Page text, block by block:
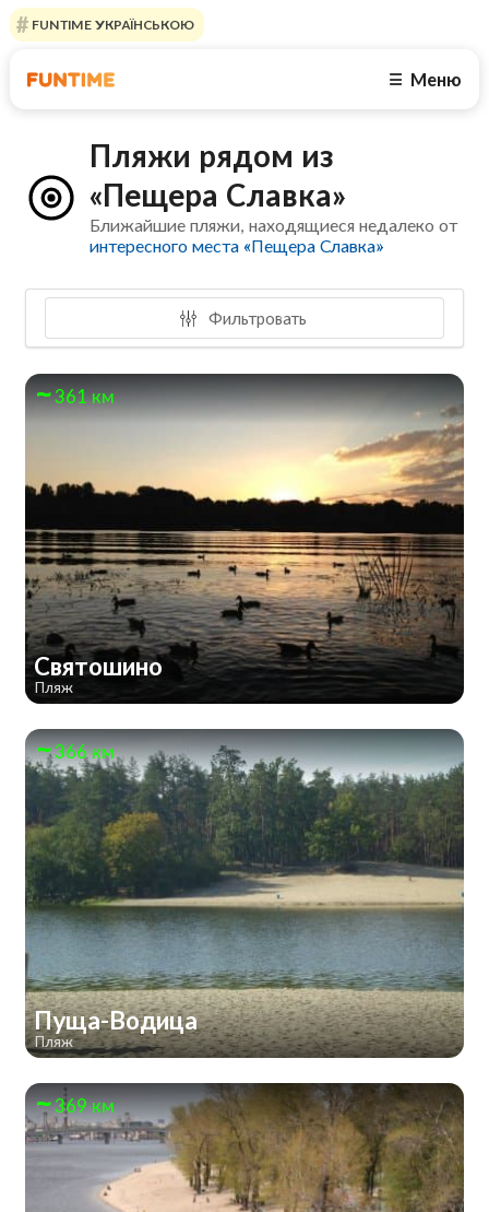
FUNTIME УКРАЇНСЬКОЮ
☰ Меню
Пляжи рядом из
«Пещера Славка»
Ближайшие пляжи, находящиеся недалеко от
интересного места «Пещера Славка»
Фильтровать
361 км
Святошино
Пляж
366 км
Пуща-Водица
Пляж
369 км